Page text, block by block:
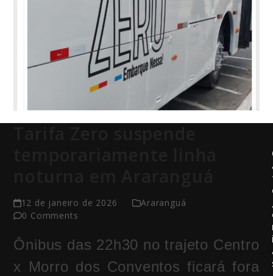
12 de janeiro de 2026
Araranguá
0 Comments
Ônibus das 22h30 no trajeto Centro
x Morro dos Conventos ficará fora